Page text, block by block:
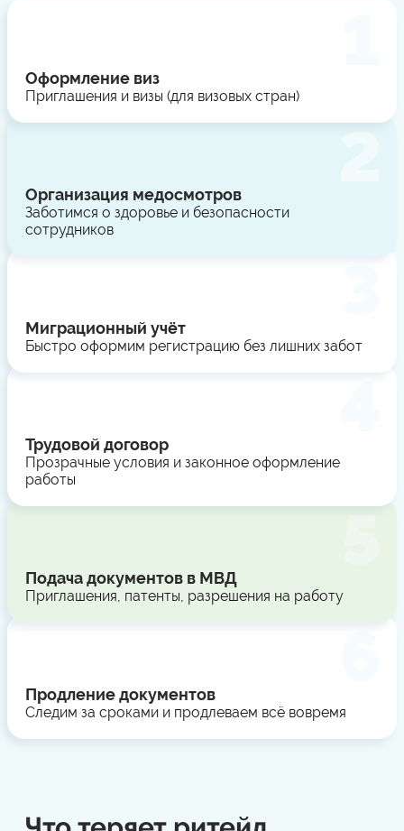
Оформление виз
Приглашения и визы (для визовых стран)
Организация медосмотров
Заботимся о здоровье и безопасности
сотрудников
Миграционный учёт
Быстро оформим регистрацию без лишних забот
Трудовой договор
Прозрачные условия и законное оформление
работы
Подача документов в МВД
Приглашения, патенты, разрешения на работу
Продление документов
Следим за сроками и продлеваем всё вовремя